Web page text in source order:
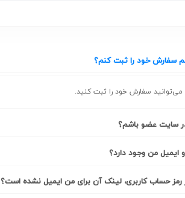
سفارش خود را ثبت کنم؟
در سایت عضو باشم؟
ایمیل من وجود دارد؟
رمز حساب کاربری، لینک آن برای من ایمیل نشده است؟